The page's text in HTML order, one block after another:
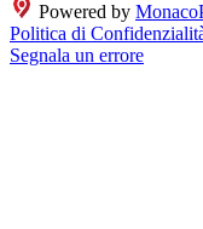
Powered by
Politica di
Segnala un errore